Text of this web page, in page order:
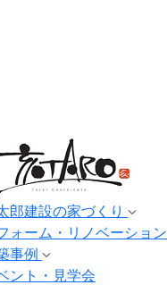
郎建設の家づくり
ォーム・リノベーション
事例
ント・見学会